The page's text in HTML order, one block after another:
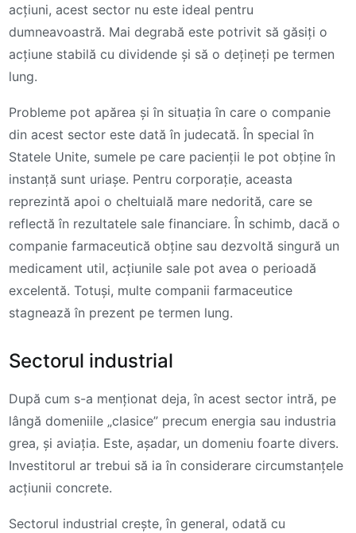
acțiuni, acest sector nu este ideal pentru
dumneavoastră. Mai degrabă este potrivit să găsiți o
acțiune stabilă cu dividende și să o dețineți pe termen
lung.
Probleme pot apărea și în situația în care o companie
din acest sector este dată în judecată. În special în
Statele Unite, sumele pe care pacienții le pot obține în
instanță sunt uriașe. Pentru corporație, aceasta
reprezintă apoi o cheltuială mare nedorită, care se
reflectă în rezultatele sale financiare. În schimb, dacă o
companie farmaceutică obține sau dezvoltă singură un
medicament util, acțiunile sale pot avea o perioadă
excelentă. Totuși, multe companii farmaceutice
stagnează în prezent pe termen lung.
Sectorul industrial
După cum s-a menționat deja, în acest sector intră, pe
lângă domeniile „clasice” precum energia sau industria
grea, și aviația. Este, așadar, un domeniu foarte divers.
Investitorul ar trebui să ia în considerare circumstanțele
acțiunii concrete.
Sectorul industrial crește, în general, odată cu